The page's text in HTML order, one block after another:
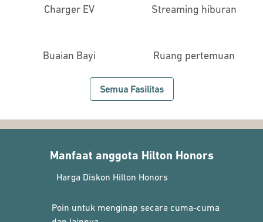
Charger EV Streaming hiburan
Buaian Bayi Ruang pertemuan
Semua Fasilitas
Manfaat anggota Hilton Honors
Harga Diskon Hilton Honors
Poin untuk menginap secara cuma-cuma